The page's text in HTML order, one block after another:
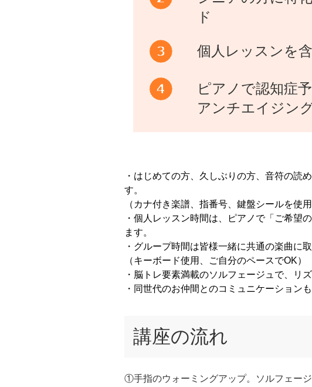
ド
個人レッスンを
ピアノで認知症予
アンチエイジング
・はじめての方、久しぶりの方、音符の読
す。
（カナ付き楽譜、指番号、鍵盤シールを使用
・個人レッスン時間は、ピアノで「ご希望
ます。
・グループ時間は皆様一緒に共通の楽曲に取
（キーボード使用、ご自分のペースでOK）
・脳トレ要素満載のソルフェージュで、リ
・同世代のお仲間とのコミュニケーション
講座の流れ
①手指のウォーミングアップ。ソルフェー